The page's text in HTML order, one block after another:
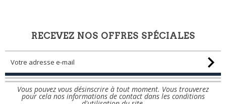
RECEVEZ NOS OFFRES SPÉCIALES
Vous pouvez vous désinscrire à tout moment. Vous trouverez
pour cela nos informations de contact dans les conditions